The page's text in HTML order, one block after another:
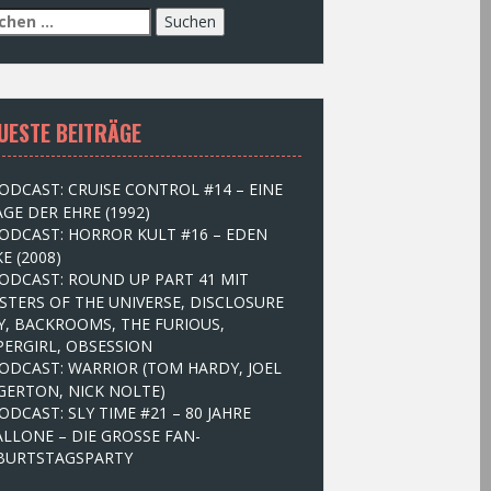
BEITRÄGE
CRUISE CONTROL #14 – EINE
DER EHRE (1992)
HORROR KULT #16 – EDEN
(2008)
ROUND UP PART 41 MIT
OF THE UNIVERSE, DISCLOSURE
BACKROOMS, THE FURIOUS,
OBSESSION
WARRIOR (TOM HARDY, JOEL
NICK NOLTE)
SLY TIME #21 – 80 JAHRE
– DIE GROSSE FAN-